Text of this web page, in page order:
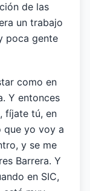
de las
un trabajo
poca gente
como en
Y entonces
fíjate tú, en
que yo voy a
y se me
Barrera. Y
en SIC,